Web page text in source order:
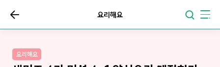
요리해요
요리해요